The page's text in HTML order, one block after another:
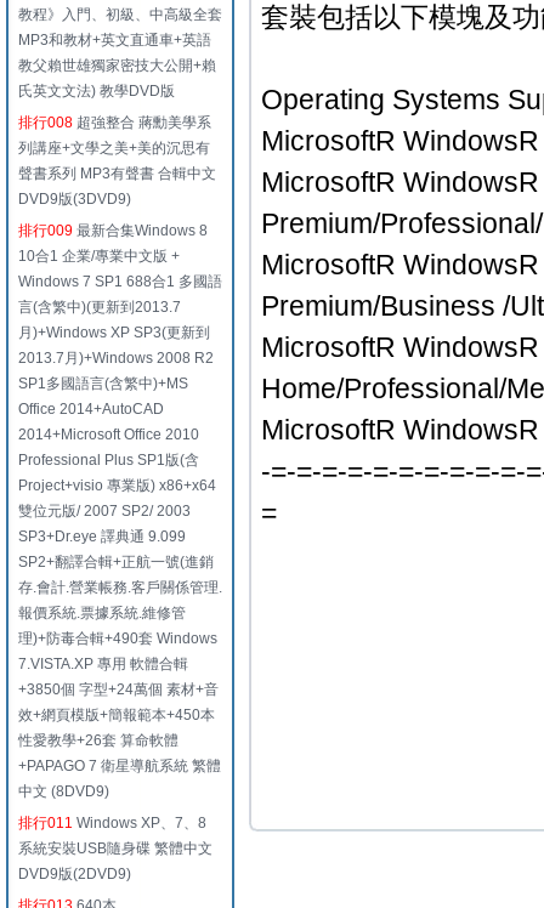
教程》入門、初級、中高級全套
MP3和教材+英文直通車+英語
教父賴世雄獨家密技大公開+賴
氏英文文法) 教學DVD版
排行008 超強整合 蔣勳美學系
列講座+文學之美+美的沉思有
聲書系列 MP3有聲書 合輯中文
DVD9版(3DVD9)
排行009 最新合集Windows 8
10合1 企業/專業中文版 +
Windows 7 SP1 688合1 多國語
言(含繁中)(更新到2013.7
月)+Windows XP SP3(更新到
2013.7月)+Windows 2008 R2
SP1多國語言(含繁中)+MS
Office 2014+AutoCAD
2014+Microsoft Office 2010
Professional Plus SP1版(含
Project+visio 專業版) x86+x64
雙位元版/ 2007 SP2/ 2003
SP3+Dr.eye 譯典通 9.099
SP2+翻譯合輯+正航一號(進銷
存.會計.營業帳務.客戶關係管理.
報價系統.票據系統.維修管
理)+防毒合輯+490套 Windows
7.VISTA.XP 專用 軟體合輯
+3850個 字型+24萬個 素材+音
效+網頁模版+簡報範本+450本
性愛教學+26套 算命軟體
+PAPAGO 7 衛星導航系統 繁體
中文 (8DVD9)
排行011 Windows XP、7、8
系統安裝USB隨身碟 繁體中文
DVD9版(2DVD9)
套裝包括以下模塊及
Operating Systems
MicrosoftR
MicrosoftR
Premium/
MicrosoftR
Premium/Business /
MicrosoftR
Home/Professional/
MicrosoftR
-=-=-=-=-=-=-=-=-=-=-
=